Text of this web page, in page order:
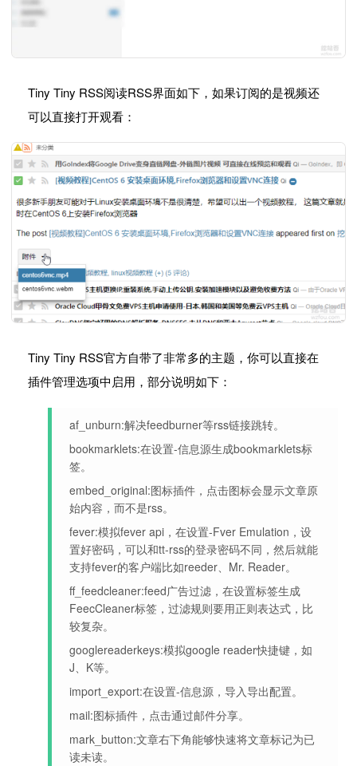
Tiny Tiny RSS阅读RSS界面如下，如果订阅的是视频还
可以直接打开观看：
Tiny Tiny RSS官方自带了非常多的主题，你可以直接在
插件管理选项中启用，部分说明如下：
af_unburn:解决feedburner等rss链接跳转。
bookmarklets:在设置-信息源生成bookmarklets标
签。
embed_original:图标插件，点击图标会显示文章原
始内容，而不是rss。
fever:模拟fever api，在设置-Fver Emulation，设
置好密码，可以和tt-rss的登录密码不同，然后就能
支持fever的客户端比如reeder、Mr. Reader。
ff_feedcleaner:feed广告过滤，在设置标签生成
FeecCleaner标签，过滤规则要用正则表达式，比
较复杂。
googlereaderkeys:模拟google reader快捷键，如
J、K等。
import_export:在设置-信息源，导入导出配置。
mail:图标插件，点击通过邮件分享。
mark_button:文章右下角能够快速将文章标记为已
读未读。